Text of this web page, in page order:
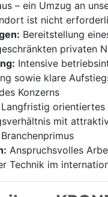
– ein Umzug an
ist nicht
Bereitstellung
privaten
Intensive
sowie klare
Konzerns
Langfristig orientiertes
mit
Anspruchsvolles
Technik im